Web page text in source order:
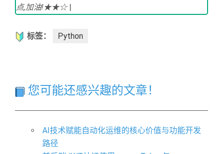
点,加油!★★☆|
标签： Python
您可能还感兴趣的文章！
AI技术赋能自动化运维的核心价值与功能开发
路径